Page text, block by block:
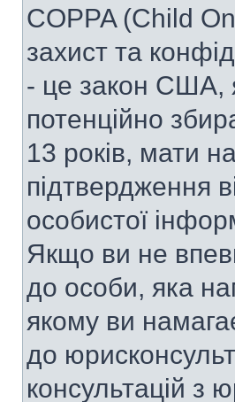
COPPA (Child
захист та
- це закон США,
потенційно
13 років, мати
підтвердження
особистої
Якщо ви не
до особи, яка
якому ви
до
консультацій з